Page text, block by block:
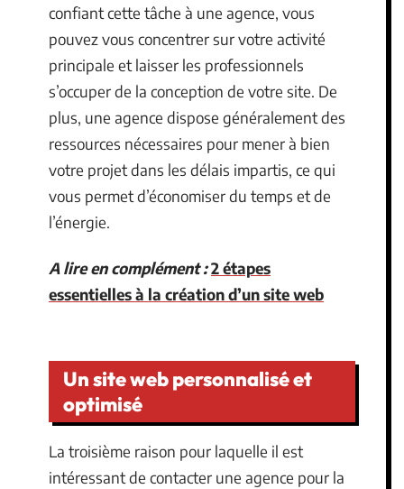
confiant cette tâche à une agence, vous
pouvez vous concentrer sur votre activité
principale et laisser les professionnels
s’occuper de la conception de votre site. De
plus, une agence dispose généralement des
ressources nécessaires pour mener à bien
votre projet dans les délais impartis, ce qui
vous permet d’économiser du temps et de
l’énergie.
A lire en complément :2 étapes
essentielles à la création d’un site web
Un site web personnalisé et
optimisé
La troisième raison pour laquelle il est
intéressant de contacter une agence pour la